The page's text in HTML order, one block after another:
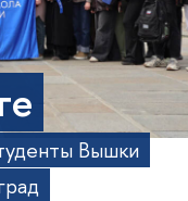
Вышки